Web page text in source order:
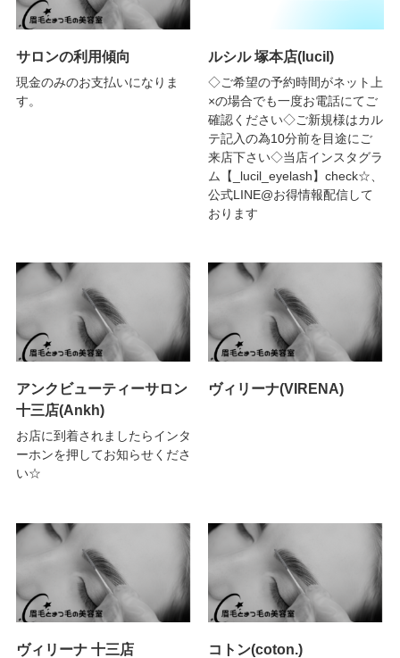
サロンの利用傾向
現金のみのお支払いになりま
す。
ルシル 塚本店(lucil)
◇ご希望の予約時間がネット上
×の場合でも一度お電話にてご
確認ください◇ご新規様はカル
テ記入の為10分前を目途にご
来店下さい◇当店インスタグラ
ム【_lucil_eyelash】check☆、
公式LINE@お得情報配信して
おります
アンクビューティーサロン
十三店(Ankh)
お店に到着されましたらインタ
ーホンを押してお知らせくださ
い☆
ヴィリーナ(VIRENA)
ヴィリーナ 十三店
コトン(coton.)